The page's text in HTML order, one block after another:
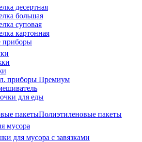
десертная
большая
суповая
картонная
приборы
приборы Премиум
для еды
Полиэтиленовые пакеты
мусора
для мусора с завязками